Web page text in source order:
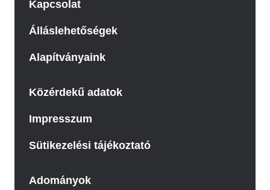
Kapcsolat
Álláslehetőségek
Alapítványaink
Közérdekű adatok
Impresszum
Sütikezelési tájékoztató
Adományok